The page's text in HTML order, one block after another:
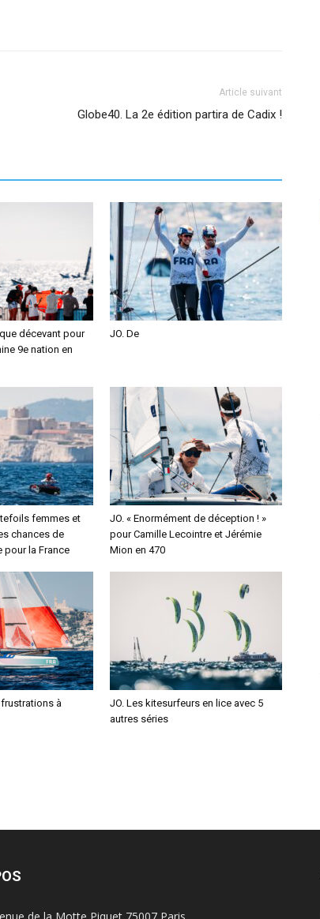
Article suivant
Globe40. La 2e édition partira de Cadix !
décevant pour
9e nation en
JO. De
femmes et
chances de
pour la France
JO. « Enormément de déception ! »
pour Camille Lecointre et Jérémie
Mion en 470
à
JO. Les kitesurfeurs en lice avec 5
autres séries